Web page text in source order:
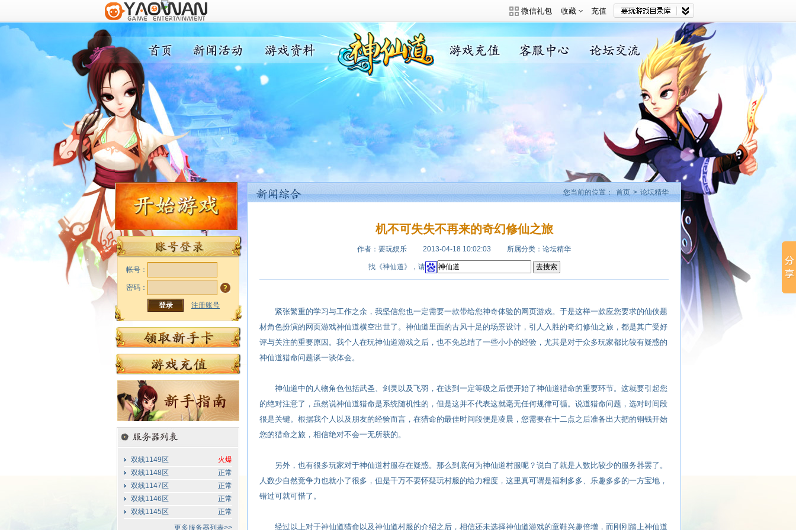
微信礼包 收藏 充值
帐号：
密码：
注册账号
火爆
双线1149区
正常
双线1148区
正常
双线1147区
正常
双线1146区
正常
双线1145区
更多服务器列表>>
您当前的位置： 首页 > 论坛精华
机不可失失不再来的奇幻修仙之旅
作者：要玩娱乐 2013-04-18 10:02:03 所属分类： 论坛精华
找《神仙道》，请
紧张繁重的学习与工作之余，我坚信您也一定需要一款带给您神奇体验的网页游戏。于是这样一款应您要求的仙侠题
材角色扮演的网页游戏神仙道横空出世了。神仙道里面的古风十足的场景设计，引人入胜的奇幻修仙之旅，都是其广受好
评与关注的重要原因。我个人在玩神仙道游戏之后，也不免总结了一些小小的经验，尤其是对于众多玩家都比较有疑惑的
神仙道猎命问题谈一谈体会。
神仙道中的人物角色包括武圣、剑灵以及飞羽，在达到一定等级之后便开始了神仙道猎命的重要环节。这就要引起您
的绝对注意了，虽然说神仙道猎命是系统随机性的，但是这并不代表这就毫无任何规律可循。说道猎命问题，选对时间段
很是关键。根据我个人以及朋友的经验而言，在猎命的最佳时间段便是凌晨，您需要在十二点之后准备出大把的铜钱开始
您的猎命之旅，相信绝对不会一无所获的。
另外，也有很多玩家对于神仙道村服存在疑惑。那么到底何为神仙道村服呢？说白了就是人数比较少的服务器罢了。
人数少自然竞争力也就小了很多，但是千万不要怀疑玩村服的给力程度，这里真可谓是福利多多、乐趣多多的一方宝地，
错过可就可惜了。
经过以上对于神仙道猎命以及神仙道村服的介绍之后，相信还未选择神仙道游戏的童鞋兴趣倍增，而刚刚踏上神仙道